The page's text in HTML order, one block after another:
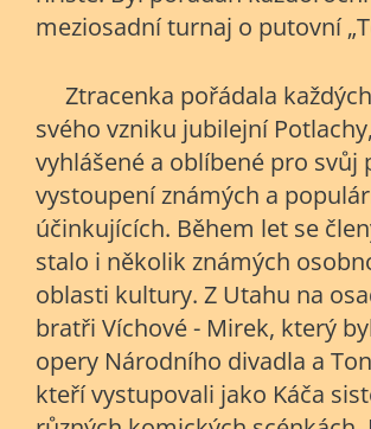
meziosadní turnaj o putovní
Ztracenka pořádala
svého vzniku jubilejní
vyhlášené a oblíbené pro svůj
vystoupení známých a
účinkujících. Během let se
stalo i několik známých
oblasti kultury. Z Utahu na
bratři Víchové - Mirek, který
opery Národního divadla a
kteří vystupovali jako Káča